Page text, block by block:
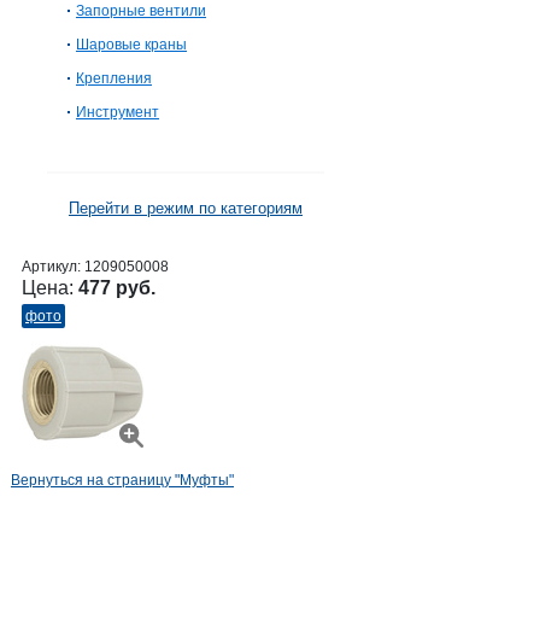
Запорные вентили
Шаровые краны
Крепления
Инструмент
Перейти в режим по категориям
Артикул: 1209050008
Цена: 477 руб.
фото
Вернуться на страницу "Муфты"